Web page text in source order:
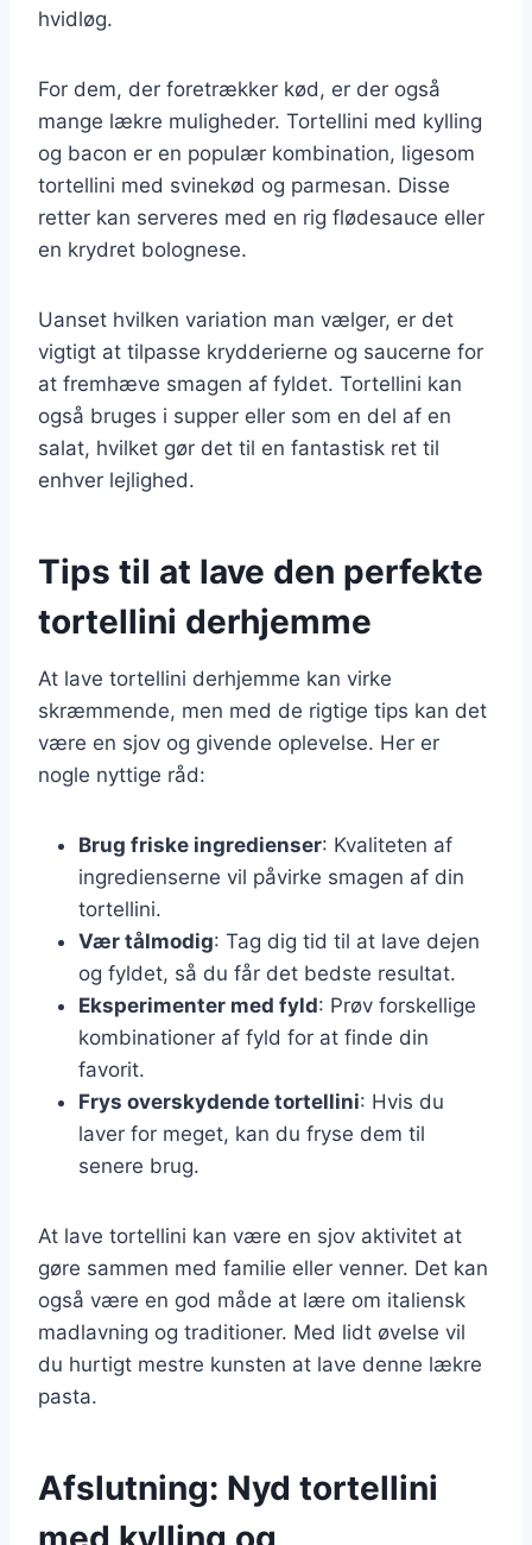
hvidløg.
For dem, der foretrækker kød, er der også
mange lækre muligheder. Tortellini med kylling
og bacon er en populær kombination, ligesom
tortellini med svinekød og parmesan. Disse
retter kan serveres med en rig flødesauce eller
en krydret bolognese.
Uanset hvilken variation man vælger, er det
vigtigt at tilpasse krydderierne og saucerne for
at fremhæve smagen af fyldet. Tortellini kan
også bruges i supper eller som en del af en
salat, hvilket gør det til en fantastisk ret til
enhver lejlighed.
Tips til at lave den perfekte
tortellini derhjemme
At lave tortellini derhjemme kan virke
skræmmende, men med de rigtige tips kan det
være en sjov og givende oplevelse. Her er
nogle nyttige råd:
Brug friske ingredienser: Kvaliteten af
ingredienserne vil påvirke smagen af din
tortellini.
Vær tålmodig: Tag dig tid til at lave dejen
og fyldet, så du får det bedste resultat.
Eksperimenter med fyld: Prøv forskellige
kombinationer af fyld for at finde din
favorit.
Frys overskydende tortellini: Hvis du
laver for meget, kan du fryse dem til
senere brug.
At lave tortellini kan være en sjov aktivitet at
gøre sammen med familie eller venner. Det kan
også være en god måde at lære om italiensk
madlavning og traditioner. Med lidt øvelse vil
du hurtigt mestre kunsten at lave denne lækre
pasta.
Afslutning: Nyd tortellini